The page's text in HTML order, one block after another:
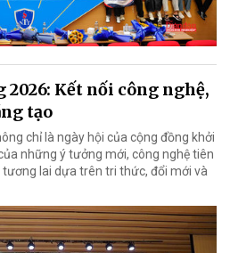
2026: Kết nối công nghệ,
tạo
chỉ là ngày hội của cộng đồng khởi
những ý tưởng mới, công nghệ tiên
lai dựa trên tri thức, đổi mới và